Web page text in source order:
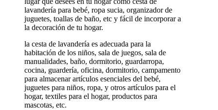
lavandería para bebé, ropa sucia, organizador de
juguetes, toallas de baño, etc y fácil de incorporar a
la decoración de tu hogar.
la cesta de lavandería es adecuada para la
habitación de los niños, sala de juegos, sala de
manualidades, baño, dormitorio, guardarropa,
cocina, guardería, oficina, dormitorio, campamento
para almacenar artículos esenciales del bebé,
juguetes para niños, ropa, y otros artículos para el
hogar, textiles para el hogar, productos para
mascotas, etc.